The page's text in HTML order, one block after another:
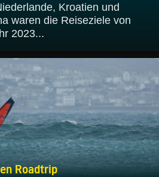
Kroatien und
waren die Reiseziele von
2023...
Roadtrip